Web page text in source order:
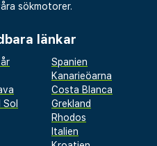
sökmotorer.
länkar
Spanien
Kanarieöarna
Costa Blanca
Grekland
Rhodos
Italien